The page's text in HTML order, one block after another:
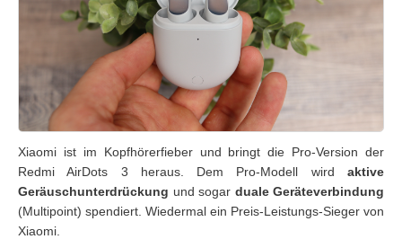
Xiaomi ist im Kopfhörerfieber und bringt die Pro-Version der
Redmi AirDots 3 heraus. Dem Pro-Modell wird aktive
Geräuschunterdrückung und sogar duale Geräteverbindung
(Multipoint) spendiert. Wiedermal ein Preis-Leistungs-Sieger von
Xiaomi.